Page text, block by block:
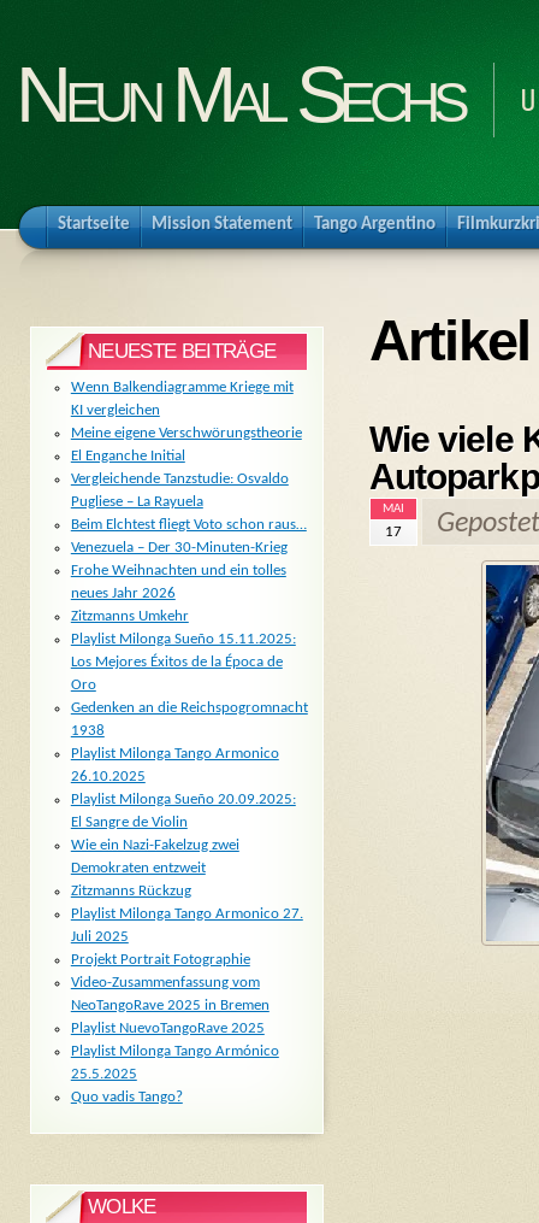
Neun Mal Sechs
Startseite Mission Statement Tango Argentino
Wie viele
MAI
17
NEUESTE BEITRÄGE
Wenn Balkendiagramme Kriege mit
KI vergleichen
Meine eigene Verschwörungstheorie
El Enganche Initial
Vergleichende Tanzstudie: Osvaldo
Pugliese – La Rayuela
Beim Elchtest fliegt Voto schon raus…
Venezuela – Der 30-Minuten-Krieg
Frohe Weihnachten und ein tolles
neues Jahr 2026
Zitzmanns Umkehr
Playlist Milonga Sueño 15.11.2025:
Los Mejores Éxitos de la Época de
Oro
Gedenken an die Reichspogromnacht
1938
Playlist Milonga Tango Armonico
26.10.2025
Playlist Milonga Sueño 20.09.2025:
El Sangre de Violin
Wie ein Nazi-Fakelzug zwei
Demokraten entzweit
Zitzmanns Rückzug
Playlist Milonga Tango Armonico 27.
Juli 2025
Projekt Portrait Fotographie
Video-Zusammenfassung vom
NeoTangoRave 2025 in Bremen
Playlist NuevoTangoRave 2025
Playlist Milonga Tango Armónico
25.5.2025
Quo vadis Tango?
WOLKE